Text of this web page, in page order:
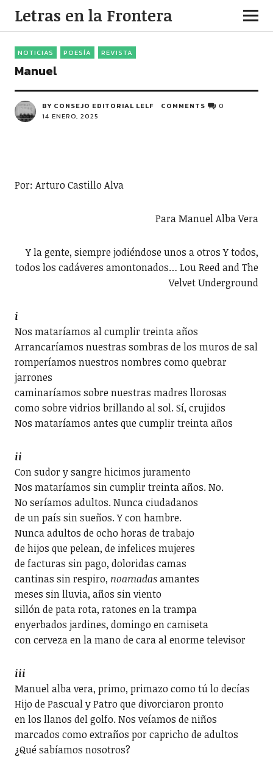
Letras en la Frontera
NOTICIAS POESÍA REVISTA
Manuel
BY CONSEJO EDITORIAL LELF
14 ENERO, 2025
COMMENTS 0
Por: Arturo Castillo Alva
Para Manuel Alba Vera
Y la gente, siempre jodiéndose unos a otros Y todos,
todos los cadáveres amontonados… Lou Reed and The
Velvet Underground
i
Nos mataríamos al cumplir treinta años
Arrancaríamos nuestras sombras de los muros de sal
romperíamos nuestros nombres como quebrar
jarrones
caminaríamos sobre nuestras madres llorosas
como sobre vidrios brillando al sol. Sí, crujidos
Nos mataríamos antes que cumplir treinta años
ii
Con sudor y sangre hicimos juramento
Nos mataríamos sin cumplir treinta años. No.
No seríamos adultos. Nunca ciudadanos
de un país sin sueños. Y con hambre.
Nunca adultos de ocho horas de trabajo
de hijos que pelean, de infelices mujeres
de facturas sin pago, doloridas camas
cantinas sin respiro, noamadasamantes
meses sin lluvia, años sin viento
sillón de pata rota, ratones en la trampa
enyerbados jardines, domingo en camiseta
con cerveza en la mano de cara al enorme televisor
iii
Manuel alba vera, primo, primazo como tú lo decías
Hijo de Pascual y Patro que divorciaron pronto
en los llanos del golfo. Nos veíamos de niños
marcados como extraños por capricho de adultos
¿Qué sabíamos nosotros?